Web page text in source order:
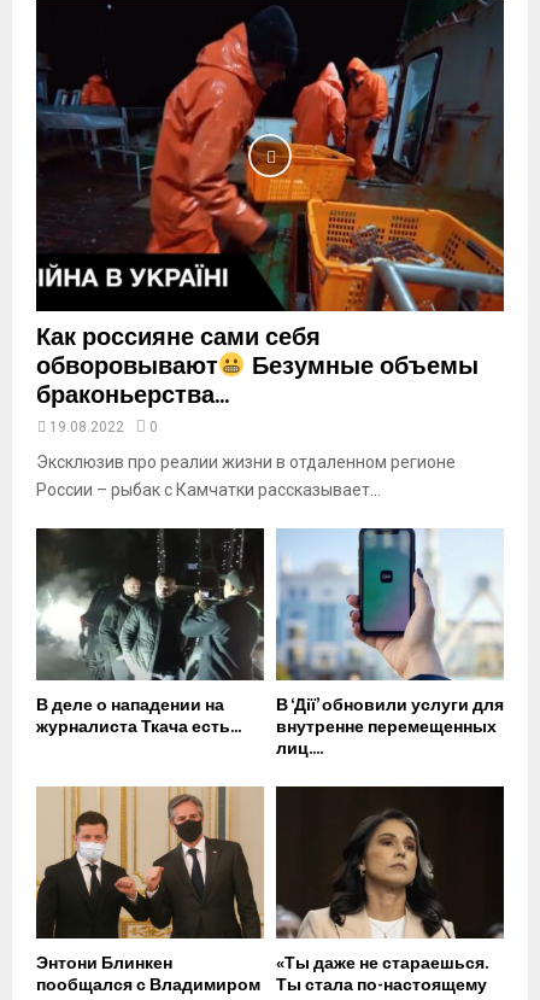
y
b
e
Как россияне сами себя
обворовывают Безумные объемы
браконьерства...
19.08.2022 0
Эксклюзив про реалии жизни в отдаленном регионе
России – рыбак с Камчатки рассказывает...
В деле о нападении на
журналиста Ткача есть...
В ‘Дії’ обновили услуги для
внутренне перемещенных
лиц....
Энтони Блинкен
пообщался с Владимиром
«Ты даже не стараешься.
Ты стала по-настоящему